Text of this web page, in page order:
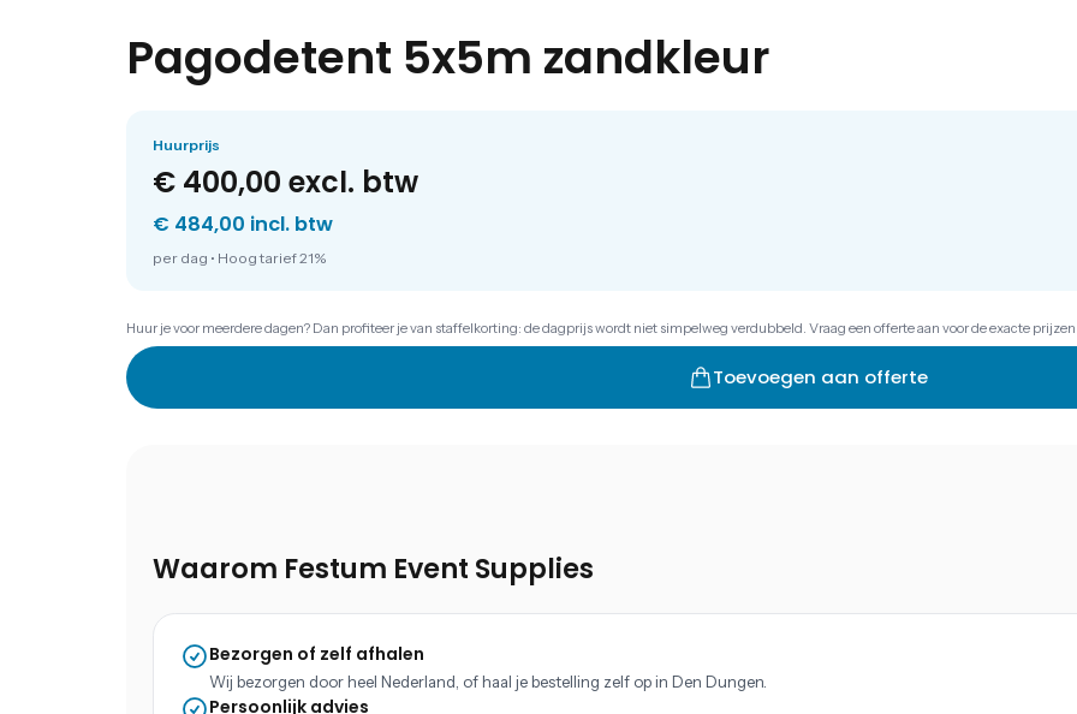
Pagodetent 5x5m zandkleur
Huurprijs
€ 400,00 excl. btw
€ 484,00 incl. btw
per dag • Hoog tarief 21%
Huur je voor meerdere dagen? Dan profiteer je van staffelkorting: de dagprijs wordt niet simpelweg verdubbeld. Vraag een offerte aan voor de exacte
Toevoegen aan offerte
Waarom Festum Event Supplies
Bezorgen of zelf afhalen
Wij bezorgen door heel Nederland, of haal je bestelling zelf op in Den Dungen.
Persoonlijk advies